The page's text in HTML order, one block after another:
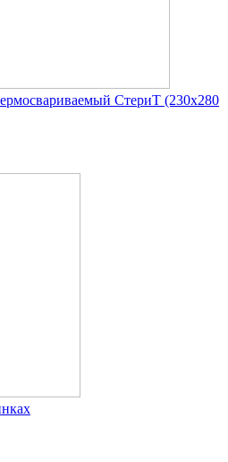
СтериТ (230х280